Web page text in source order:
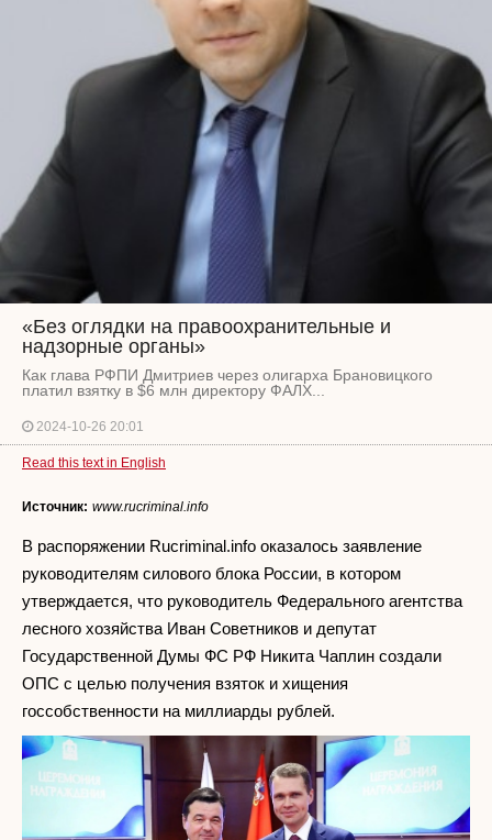
«Без оглядки на правоохранительные и
надзорные органы»
Как глава РФПИ Дмитриев через олигарха Брановицкого
платил взятку в $6 млн директору ФАЛХ...
2024-10-26 20:01
Read this text in English
Источник: www.rucriminal.info
В распоряжении Rucriminal.info оказалось заявление
руководителям силового блока России, в котором
утверждается, что руководитель Федерального агентства
лесного хозяйства Иван Советников и депутат
Государственной Думы ФС РФ Никита Чаплин создали
ОПС с целью получения взяток и хищения
госсобственности на миллиарды рублей.